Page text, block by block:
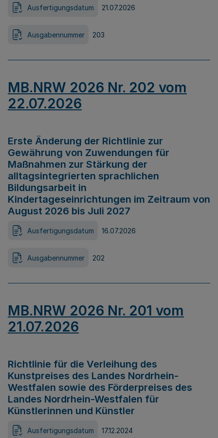
Ausfertigungsdatum 21.07.2026
Ausgabennummer 203
MB.NRW 2026 Nr. 202 vom
22.07.2026
Erste Änderung der Richtlinie zur
Gewährung von Zuwendungen für
Maßnahmen zur Stärkung der
alltagsintegrierten sprachlichen
Bildungsarbeit in
Kindertageseinrichtungen im Zeitraum von
August 2026 bis Juli 2027
Ausfertigungsdatum 16.07.2026
Ausgabennummer 202
MB.NRW 2026 Nr. 201 vom
21.07.2026
Richtlinie für die Verleihung des
Kunstpreises des Landes Nordrhein-
Westfalen sowie des Förderpreises des
Landes Nordrhein-Westfalen für
Künstlerinnen und Künstler
Ausfertigungsdatum 17.12.2024